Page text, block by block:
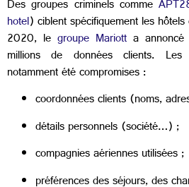
Des groupes criminels comme
hotel) ciblent spécifiquement les
2020, le groupe Mariott a
millions de données clients.
notamment été compromises :
coordonnées clients (noms,
détails personnels (société…) ;
compagnies aériennes utilisées ;
préférences des séjours, des